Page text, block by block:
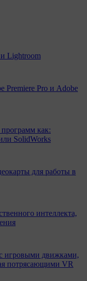
Lightroom
Premiere Pro и Adobe
как:
SolidWorks
для работы в
интеллекта,
игровыми движками,
потрясающими VR